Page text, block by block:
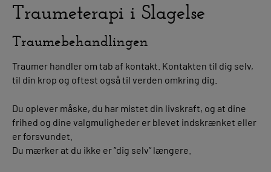
Traumeterapi i Slagelse
Traumebehandlingen
Traumer handler om tab af kontakt. Kontakten til dig selv,
til din krop og oftest også til verden omkring dig.
Du oplever måske, du har mistet din livskraft, og at dine
frihed og dine valgmuligheder er blevet indskrænket eller
er forsvundet.
Du mærker at du ikke er ”dig selv” længere.